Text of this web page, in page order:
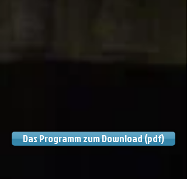
Das Programm zum Download (pdf)